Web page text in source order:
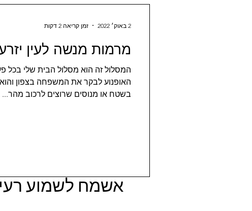
מרמות מנשה לעין
המסלול זה הוא מסלול הבית שלי בכל
האופנוע לבקר את המשפחה בצפון
בשטח או מנוסים שרוצים לרכוב מהר...
2 באוק׳ 2022 זמן קריאה 2 דקות
אשמח לשמוע